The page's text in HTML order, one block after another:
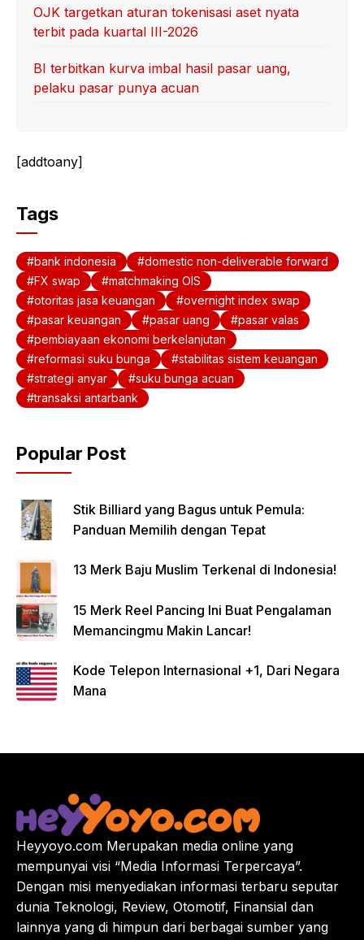
OJK targetkan aturan tokenisasi aset nyata
terbit pada kuartal III-2026
BI terbitkan kurva imbal hasil pasar uang,
pelaku pasar punya acuan
[addtoany]
Tags
bank indonesia
domestic non-deliverable forward
FX swap
matchmaking OIS
otoritas jasa keuangan
overnight index swap
pasar keuangan
pasar uang
pasar valas
pembiayaan ekonomi berkelanjutan
reformasi suku bunga
stabilitas sistem keuangan
strategi anyar
suku bunga acuan
transaksi antarbank
Popular Post
Stik Billiard yang Bagus untuk Pemula:
Panduan Memilih dengan Tepat
13 Merk Baju Muslim Terkenal di Indonesia!
15 Merk Reel Pancing Ini Buat Pengalaman
Memancingmu Makin Lancar!
Kode Telepon Internasional +1, Dari Negara
Mana
Heyyoyo.com Merupakan media online yang
mempunyai visi “Media Informasi Terpercaya”.
Dengan misi menyediakan informasi terbaru seputar
dunia Teknologi, Review, Otomotif, Finansial dan
lainnya yang di himpun dari berbagai sumber yang